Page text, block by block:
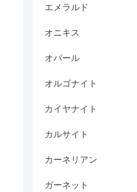
エメラルド
オニキス
オパール
オルゴナイト
カイヤナイト
カルサイト
カーネリアン
ガーネット